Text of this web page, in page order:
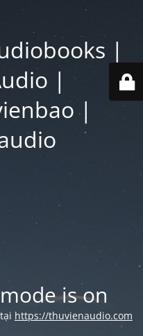
|
|
|
is on
https://thuvienaudio.com